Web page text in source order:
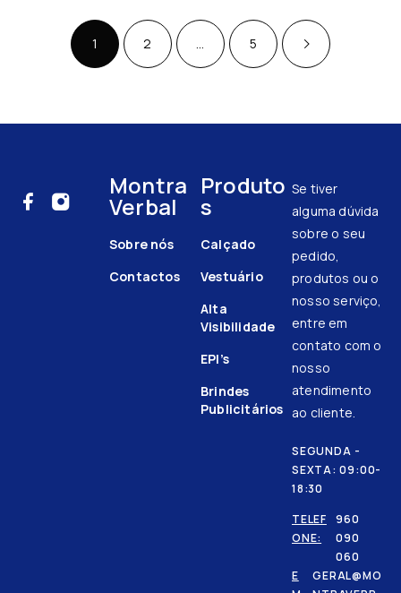
1 2 5
Montra
Verbal
Sobre nós
Contactos
Produto
s
Calçado
Vestuário
Alta
Visibilidade
EPI’s
Brindes
Publicitários
Se tiver
alguma dúvida
sobre o seu
pedido,
produtos ou o
nosso serviço,
entre em
contato com o
nosso
atendimento
ao cliente.
SEGUNDA -
SEXTA: 09:00-
18:30
TELEF
ONE:
960
090
060
E
GERAL@MO